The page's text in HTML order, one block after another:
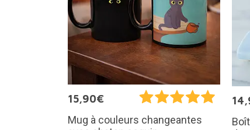
15,90€
Mug à couleurs changeantes